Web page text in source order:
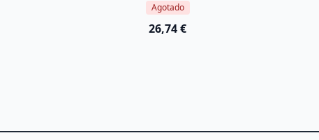
Agotado
26,74 €